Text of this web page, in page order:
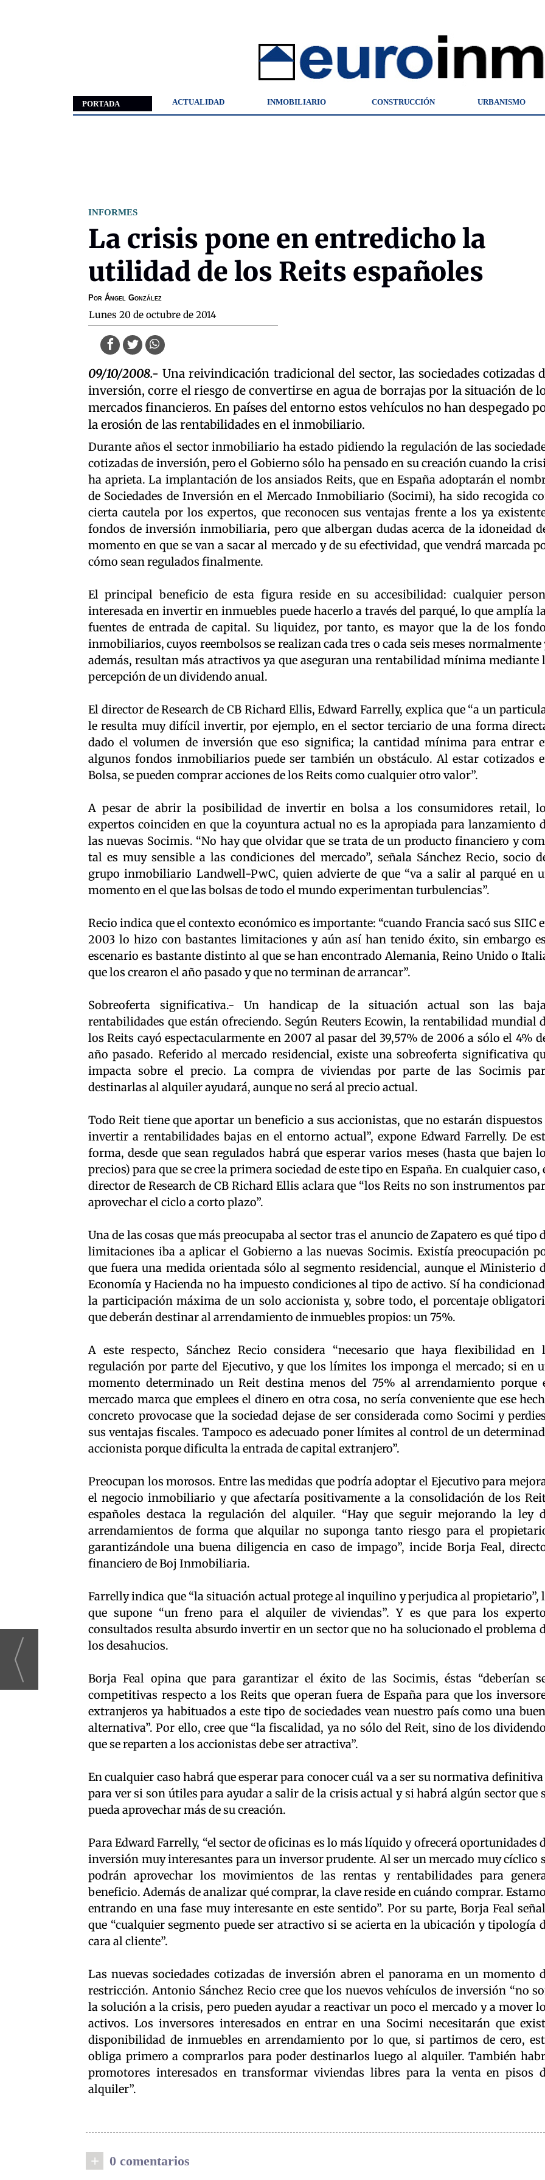
PORTADA ACTUALIDAD INMOBILIARIO CONSTRUCCIÓN URBANISMO
INFORMES
La crisis pone en entredicho la
utilidad de los Reits españoles
Por Ángel González
lunes 20 de octubre de 2014
09/10/2008.- Una reivindicación tradicional del sector, las sociedades cotizadas
inversión, corre el riesgo de convertirse en agua de borrajas por la situación de
mercados financieros. En países del entorno estos vehículos no han despegado
la erosión de las rentabilidades en el inmobiliario.
Durante años el sector inmobiliario ha estado pidiendo la regulación de las
cotizadas de inversión, pero el Gobierno sólo ha pensado en su creación cuando la
ha aprieta. La implantación de los ansiados Reits, que en España adoptarán el
de Sociedades de Inversión en el Mercado Inmobiliario (Socimi), ha sido recogida
cierta cautela por los expertos, que reconocen sus ventajas frente a los ya
fondos de inversión inmobiliaria, pero que albergan dudas acerca de la idoneidad
momento en que se van a sacar al mercado y de su efectividad, que vendrá marcada
cómo sean regulados finalmente.
El principal beneficio de esta figura reside en su accesibilidad: cualquier
interesada en invertir en inmuebles puede hacerlo a través del parqué, lo que amplía
fuentes de entrada de capital. Su liquidez, por tanto, es mayor que la de los
inmobiliarios, cuyos reembolsos se realizan cada tres o cada seis meses normalmente
además, resultan más atractivos ya que aseguran una rentabilidad mínima mediante
percepción de un dividendo anual.
El director de Research de CB Richard Ellis, Edward Farrelly, explica que “a un
le resulta muy difícil invertir, por ejemplo, en el sector terciario de una forma
dado el volumen de inversión que eso significa; la cantidad mínima para entrar
algunos fondos inmobiliarios puede ser también un obstáculo. Al estar cotizados
Bolsa, se pueden comprar acciones de los Reits como cualquier otro valor”.
A pesar de abrir la posibilidad de invertir en bolsa a los consumidores retail,
expertos coinciden en que la coyuntura actual no es la apropiada para lanzamiento
las nuevas Socimis. “No hay que olvidar que se trata de un producto financiero y
tal es muy sensible a las condiciones del mercado”, señala Sánchez Recio, socio
grupo inmobiliario Landwell-PwC, quien advierte de que “va a salir al parqué en
momento en el que las bolsas de todo el mundo experimentan turbulencias”.
Recio indica que el contexto económico es importante: “cuando Francia sacó sus SIIC
2003 lo hizo con bastantes limitaciones y aún así han tenido éxito, sin embargo
escenario es bastante distinto al que se han encontrado Alemania, Reino Unido o
que los crearon el año pasado y que no terminan de arrancar”.
Sobreoferta significativa.- Un handicap de la situación actual son las
rentabilidades que están ofreciendo. Según Reuters Ecowin, la rentabilidad mundial
los Reits cayó espectacularmente en 2007 al pasar del 39,57% de 2006 a sólo el 4%
año pasado. Referido al mercado residencial, existe una sobreoferta significativa
impacta sobre el precio. La compra de viviendas por parte de las Socimis
destinarlas al alquiler ayudará, aunque no será al precio actual.
Todo Reit tiene que aportar un beneficio a sus accionistas, que no estarán dispuestos
invertir a rentabilidades bajas en el entorno actual”, expone Edward Farrelly. De
forma, desde que sean regulados habrá que esperar varios meses (hasta que bajen
precios) para que se cree la primera sociedad de este tipo en España. En cualquier caso,
director de Research de CB Richard Ellis aclara que “los Reits no son instrumentos
aprovechar el ciclo a corto plazo”.
Una de las cosas que más preocupaba al sector tras el anuncio de Zapatero es qué tipo
limitaciones iba a aplicar el Gobierno a las nuevas Socimis. Existía preocupación
que fuera una medida orientada sólo al segmento residencial, aunque el Ministerio
Economía y Hacienda no ha impuesto condiciones al tipo de activo. Sí ha
la participación máxima de un solo accionista y, sobre todo, el porcentaje
que deberán destinar al arrendamiento de inmuebles propios: un 75%.
A este respecto, Sánchez Recio considera “necesario que haya flexibilidad en
regulación por parte del Ejecutivo, y que los límites los imponga el mercado; si en
momento determinado un Reit destina menos del 75% al arrendamiento porque
mercado marca que emplees el dinero en otra cosa, no sería conveniente que ese
concreto provocase que la sociedad dejase de ser considerada como Socimi y
sus ventajas fiscales. Tampoco es adecuado poner límites al control de un
accionista porque dificulta la entrada de capital extranjero”.
Preocupan los morosos. Entre las medidas que podría adoptar el Ejecutivo para
el negocio inmobiliario y que afectaría positivamente a la consolidación de los
españoles destaca la regulación del alquiler. “Hay que seguir mejorando la ley
arrendamientos de forma que alquilar no suponga tanto riesgo para el
garantizándole una buena diligencia en caso de impago”, incide Borja Feal,
financiero de Boj Inmobiliaria.
Farrelly indica que “la situación actual protege al inquilino y perjudica al propietario”,
que supone “un freno para el alquiler de viviendas”. Y es que para los
consultados resulta absurdo invertir en un sector que no ha solucionado el problema
los desahucios.
Borja Feal opina que para garantizar el éxito de las Socimis, éstas “deberían
competitivas respecto a los Reits que operan fuera de España para que los
extranjeros ya habituados a este tipo de sociedades vean nuestro país como una
alternativa”. Por ello, cree que “la fiscalidad, ya no sólo del Reit, sino de los
que se reparten a los accionistas debe ser atractiva”.
En cualquier caso habrá que esperar para conocer cuál va a ser su normativa definitiva
para ver si son útiles para ayudar a salir de la crisis actual y si habrá algún sector que
pueda aprovechar más de su creación.
Para Edward Farrelly, “el sector de oficinas es lo más líquido y ofrecerá oportunidades
inversión muy interesantes para un inversor prudente. Al ser un mercado muy cíclico
podrán aprovechar los movimientos de las rentas y rentabilidades para
beneficio. Además de analizar qué comprar, la clave reside en cuándo comprar.
entrando en una fase muy interesante en este sentido”. Por su parte, Borja Feal
que “cualquier segmento puede ser atractivo si se acierta en la ubicación y tipología
cara al cliente”.
Las nuevas sociedades cotizadas de inversión abren el panorama en un momento
restricción. Antonio Sánchez Recio cree que los nuevos vehículos de inversión “no
la solución a la crisis, pero pueden ayudar a reactivar un poco el mercado y a mover
activos. Los inversores interesados en entrar en una Socimi necesitarán que
disponibilidad de inmuebles en arrendamiento por lo que, si partimos de cero,
obliga primero a comprarlos para poder destinarlos luego al alquiler. También
promotores interesados en transformar viviendas libres para la venta en pisos
alquiler”.
+ 0 comentarios